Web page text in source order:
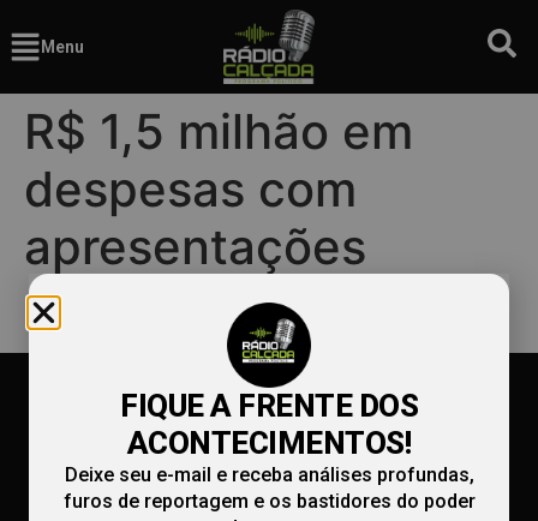
Menu
R$ 1,5 milhão em
despesas com
apresentações
artísticas.
FIQUE A FRENTE DOS
ACONTECIMENTOS!
Deixe seu e-mail e receba análises profundas,
furos de reportagem e os bastidores do poder